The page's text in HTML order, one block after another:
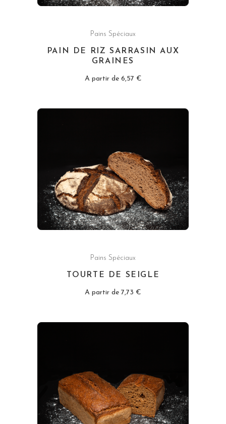
Pains Spéciaux
PAIN DE RIZ SARRASIN AUX
GRAINES
A partir de 6,57 €
Pains Spéciaux
TOURTE DE SEIGLE
A partir de 7,73 €